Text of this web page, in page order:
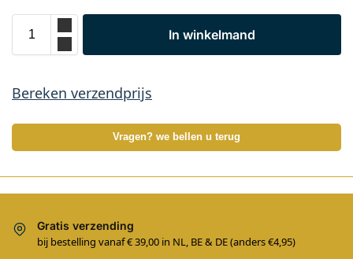
In winkelmand
Bereken verzendprijs
Vragen? we bellen u terug
Gratis verzending
bij bestelling vanaf € 39,00 in NL, BE & DE (anders €4,95)